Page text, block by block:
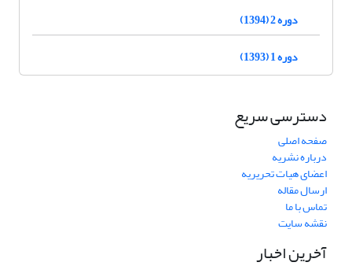
دوره 2 (1394)
دوره 1 (1393)
دسترسی سریع
صفحه اصلی
درباره نشریه
اعضای هیات تحریریه
ارسال مقاله
تماس با ما
نقشه سایت
آخرین اخبار